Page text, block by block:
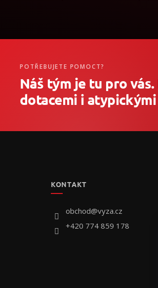
POTŘEBUJETE POMOCT?
Náš tým je tu pro
dotacemi i
KONTAKT
obchod@vyza.cz
+420 774 859 178